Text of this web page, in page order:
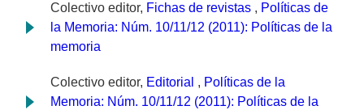
Colectivo editor, Fichas de revistas , Políticas de
la Memoria: Núm. 10/11/12 (2011): Políticas de la
memoria
Colectivo editor, Editorial , Políticas de la
Memoria: Núm. 10/11/12 (2011): Políticas de la